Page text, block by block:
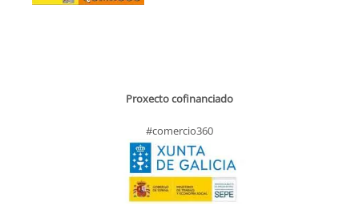
Proxecto cofinanciado
#comercio360